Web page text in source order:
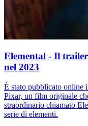
Elemental - Il
nel 2023
È stato pubblicato
Pixar, un film originale
straordinario chiamato
serie di elementi.